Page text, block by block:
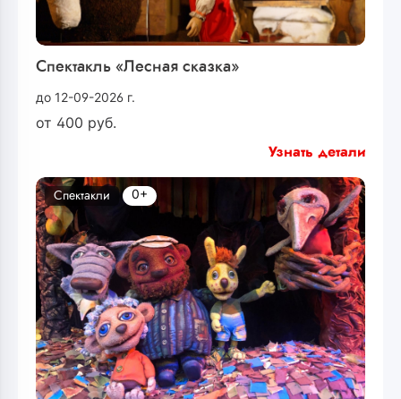
Спектакль «Лесная сказка»
до 12-09-2026 г.
от 400 руб.
Узнать детали
Спектакли 0+